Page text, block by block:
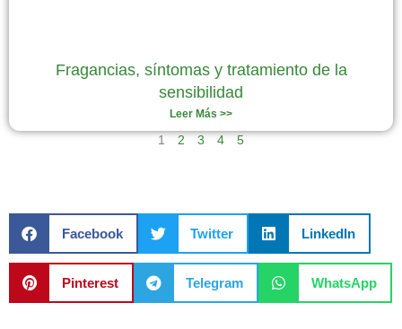
Fragancias, síntomas y tratamiento de la
sensibilidad
Leer Más >>
1 2 3 4 5
Facebook Twitter LinkedIn
Pinterest Telegram WhatsApp